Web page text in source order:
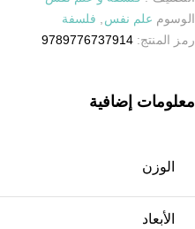
الوسوم علم نفس
فلسفة
رمز المنتج: 9789776737914
معلومات إضافية
الوزن
الأبعاد